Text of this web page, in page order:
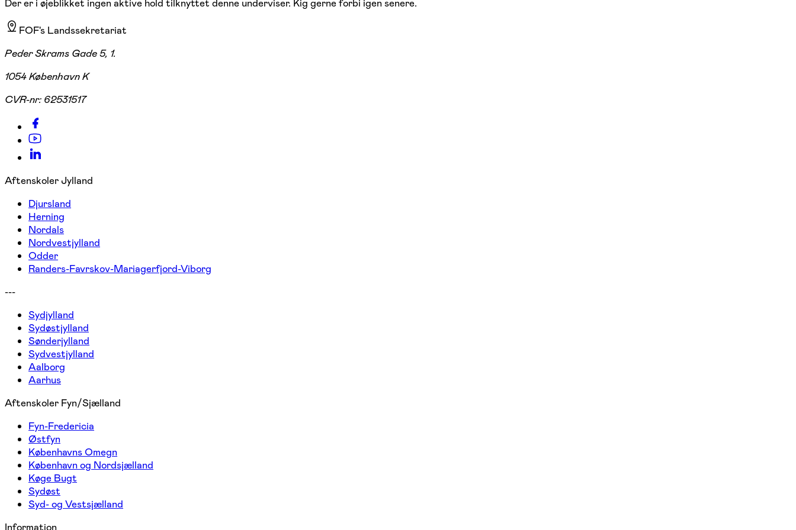
Der er i øjeblikket ingen aktive hold tilknyttet denne underviser. Kig gerne forbi igen senere.
FOF's Landssekretariat
Peder Skrams Gade 5, 1.
1054 København K
CVR-nr: 62531517
Aftenskoler Jylland
Djursland
Herning
Nordals
Nordvestjylland
Odder
Randers-Favrskov-Mariagerfjord-Viborg
---
Sydjylland
Sydøstjylland
Sønderjylland
Sydvestjylland
Aalborg
Aarhus
Aftenskoler Fyn/Sjælland
Fyn-Fredericia
Østfyn
Københavns Omegn
København og Nordsjælland
Køge Bugt
Sydøst
Syd- og Vestsjælland
Information